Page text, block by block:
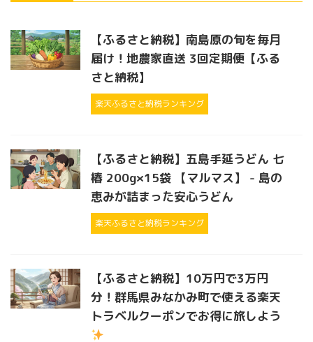
【ふるさと納税】南島原の旬を毎月
届け！地農家直送 3回定期便【ふる
さと納税】
楽天ふるさと納税ランキング
【ふるさと納税】五島手延うどん 七
椿 200g×15袋 【マルマス】 - 島の
恵みが詰まった安心うどん
楽天ふるさと納税ランキング
【ふるさと納税】10万円で3万円
分！群馬県みなかみ町で使える楽天
トラベルクーポンでお得に旅しよう